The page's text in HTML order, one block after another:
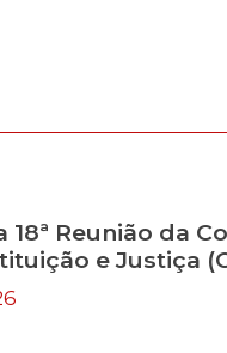
18ª Reunião da
e Justiça